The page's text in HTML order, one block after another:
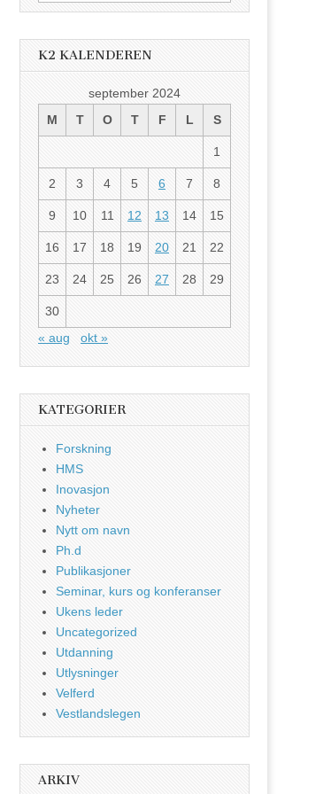
K2 KALENDEREN
september 2024
M
T O T F L S
1
2 3 4 5 6 7 8
9 10 11 12 13 14 15
16 17 18 19 20 21 22
23 24 25 26 27 28 29
30
« aug
okt »
KATEGORIER
Forskning
HMS
Inovasjon
Nyheter
Nytt om navn
Ph.d
Publikasjoner
Seminar, kurs og konferanser
Ukens leder
Uncategorized
Utdanning
Utlysninger
Velferd
Vestlandslegen
ARKIV